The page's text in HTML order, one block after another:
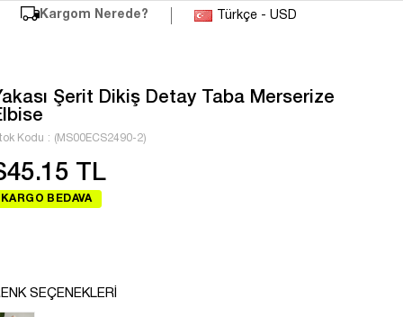
Kargom Nerede? Türkçe - USD
Şerit Dikiş Detay Taba Merserize
Kodu (MS00ECS2490-2)
TL
KARGO BEDAVA
SEÇENEKLERI